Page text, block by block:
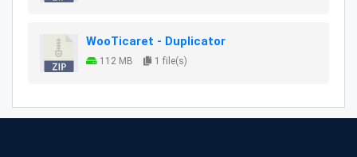
WooTicaret - Duplicator
112 MB 1 file(s)